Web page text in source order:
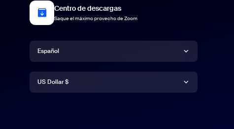
Centro de descargas
Saque el máximo provecho de Zoom
Idioma
Español
Deutsch
Moneda
US Dollar $